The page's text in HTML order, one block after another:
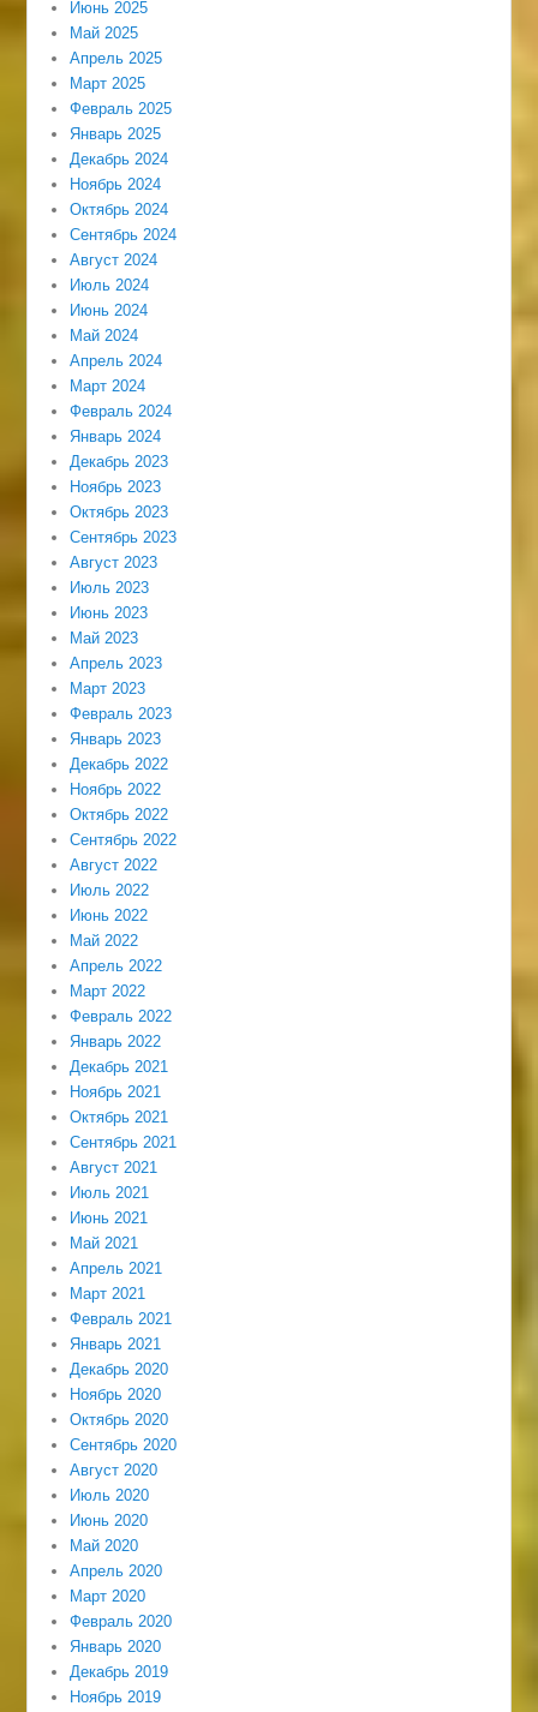
Июнь 2025
Май 2025
Апрель 2025
Март 2025
Февраль 2025
Январь 2025
Декабрь 2024
Ноябрь 2024
Октябрь 2024
Сентябрь 2024
Август 2024
Июль 2024
Июнь 2024
Май 2024
Апрель 2024
Март 2024
Февраль 2024
Январь 2024
Декабрь 2023
Ноябрь 2023
Октябрь 2023
Сентябрь 2023
Август 2023
Июль 2023
Июнь 2023
Май 2023
Апрель 2023
Март 2023
Февраль 2023
Январь 2023
Декабрь 2022
Ноябрь 2022
Октябрь 2022
Сентябрь 2022
Август 2022
Июль 2022
Июнь 2022
Май 2022
Апрель 2022
Март 2022
Февраль 2022
Январь 2022
Декабрь 2021
Ноябрь 2021
Октябрь 2021
Сентябрь 2021
Август 2021
Июль 2021
Июнь 2021
Май 2021
Апрель 2021
Март 2021
Февраль 2021
Январь 2021
Декабрь 2020
Ноябрь 2020
Октябрь 2020
Сентябрь 2020
Август 2020
Июль 2020
Июнь 2020
Май 2020
Апрель 2020
Март 2020
Февраль 2020
Январь 2020
Декабрь 2019
Ноябрь 2019